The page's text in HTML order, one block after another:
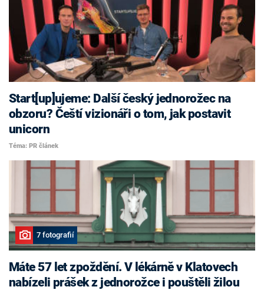
Start[up]ujeme: Další český jednorožec na
obzoru? Čeští vizionáři o tom, jak postavit
unicorn
Téma: PR článek
7 fotografií
Máte 57 let zpoždění. V lékárně v Klatovech
nabízeli prášek z jednorožce i pouštěli žilou